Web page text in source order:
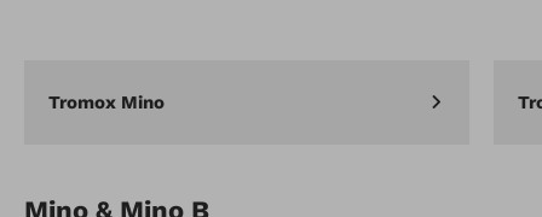
Tromox Mino
Mino & Mino B